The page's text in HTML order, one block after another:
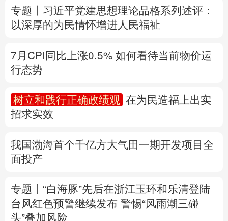
广东 广西 海南 重庆
陕西
新疆 内蒙古
English
Русский язык 日本語 한국어
Deutsch
专题丨 习近平党建思想理论品格系列述评：
以深厚的为民情怀增进人民福祉
7月CPI同比上涨0.5% 如何看待当前物价运
行态势
树立和践行正确政绩观
在为民造福上出实
招求实效
我国渤海首个千亿方大气田一期开发项目全
面投产
专题丨 “白海豚”先后在浙江玉环和乐清登陆
台风红色预警继续发布 警惕“风雨潮三碰
头”叠加风险